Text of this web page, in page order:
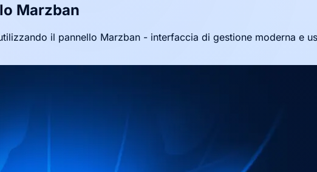
Marzban
il pannello Marzban - interfaccia di gestione moderna e